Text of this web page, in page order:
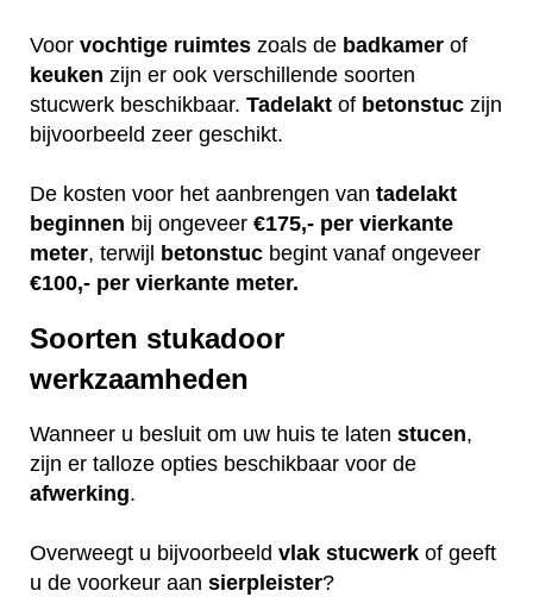
Voor vochtige ruimtes zoals de badkamer of
keuken zijn er ook verschillende soorten
stucwerk beschikbaar. Tadelakt of betonstuc zijn
bijvoorbeeld zeer geschikt.
De kosten voor het aanbrengen van tadelakt
beginnen bij ongeveer €175,- per vierkante
meter, terwijl betonstuc begint vanaf ongeveer
€100,- per vierkante meter.
Soorten stukadoor
werkzaamheden
Wanneer u besluit om uw huis te laten stucen,
zijn er talloze opties beschikbaar voor de
afwerking.
Overweegt u bijvoorbeeld vlak stucwerk of geeft
u de voorkeur aan sierpleister?